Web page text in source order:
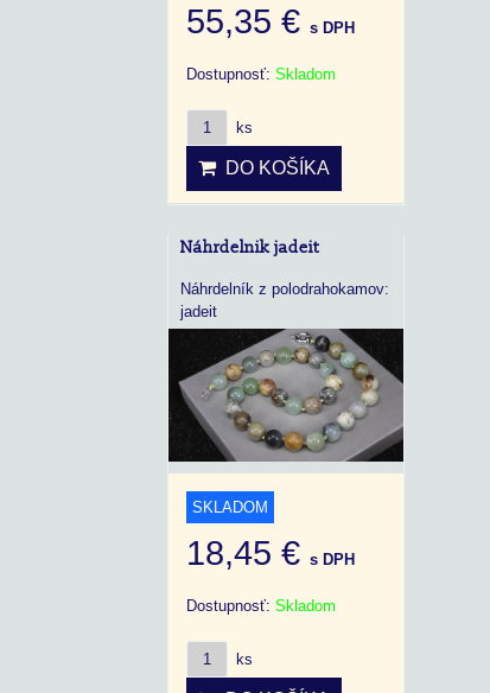
55,35 € s DPH
Dostupnosť: Skladom
ks
DO KOŠÍKA
Náhrdelnik jadeit
Náhrdelník z polodrahokamov:
jadeit
SKLADOM
18,45 € s DPH
Dostupnosť: Skladom
ks